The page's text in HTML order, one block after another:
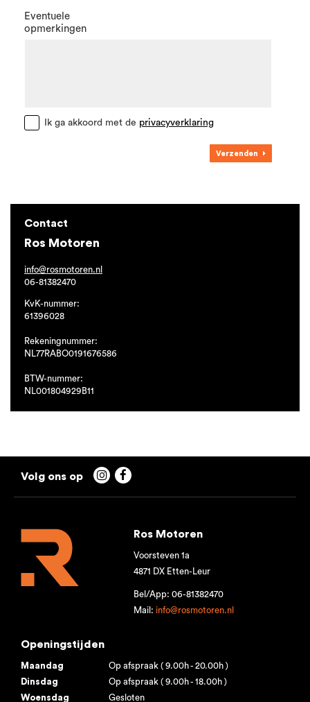
Eventuele
opmerkingen
Ik ga akkoord met de privacyverklaring
Verzenden
Contact
Ros Motoren
info@rosmotoren.nl
06-81382470
KvK-nummer:
61396028
Rekeningnummer:
NL77RABO0191676586
BTW-nummer:
NL001804929B11
 
Ros Motoren
Voorsteven 1a
4871 DX Etten-Leur
Bel/App: 06-81382470
Mail: info@rosmotoren.nl
Openingstijden
Maandag
Op afspraak ( 9.00h - 20.00h )
Dinsdag
Op afspraak ( 9.00h - 18.00h )
Woensdag
Gesloten